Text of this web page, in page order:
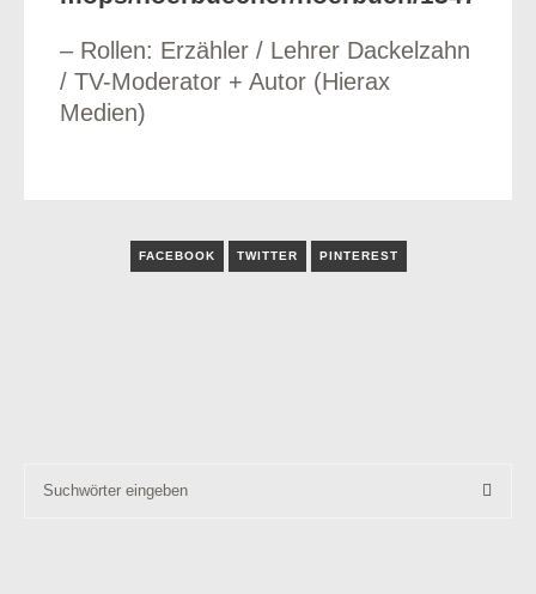
– Rollen: Erzähler / Lehrer Dackelzahn
/ TV-Moderator + Autor (Hierax
Medien)
FACEBOOK TWITTER PINTEREST